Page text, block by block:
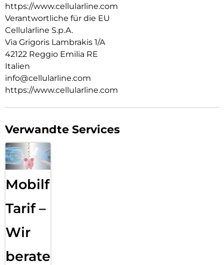
https://www.cellularline.com
Verantwortliche für die EU
Cellularline S.p.A.
Via Grigoris Lambrakis 1/A
42122 Reggio Emilia RE
Italien
info@cellularline.com
https://www.cellularline.com
Verwandte Services
Mobilfunk
Tarif –
Wir
beraten